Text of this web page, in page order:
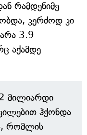
რამდენიმე
კერძოდ კი
3.9
აქამდე
მილიარდი
ჰქონდა
რომლის